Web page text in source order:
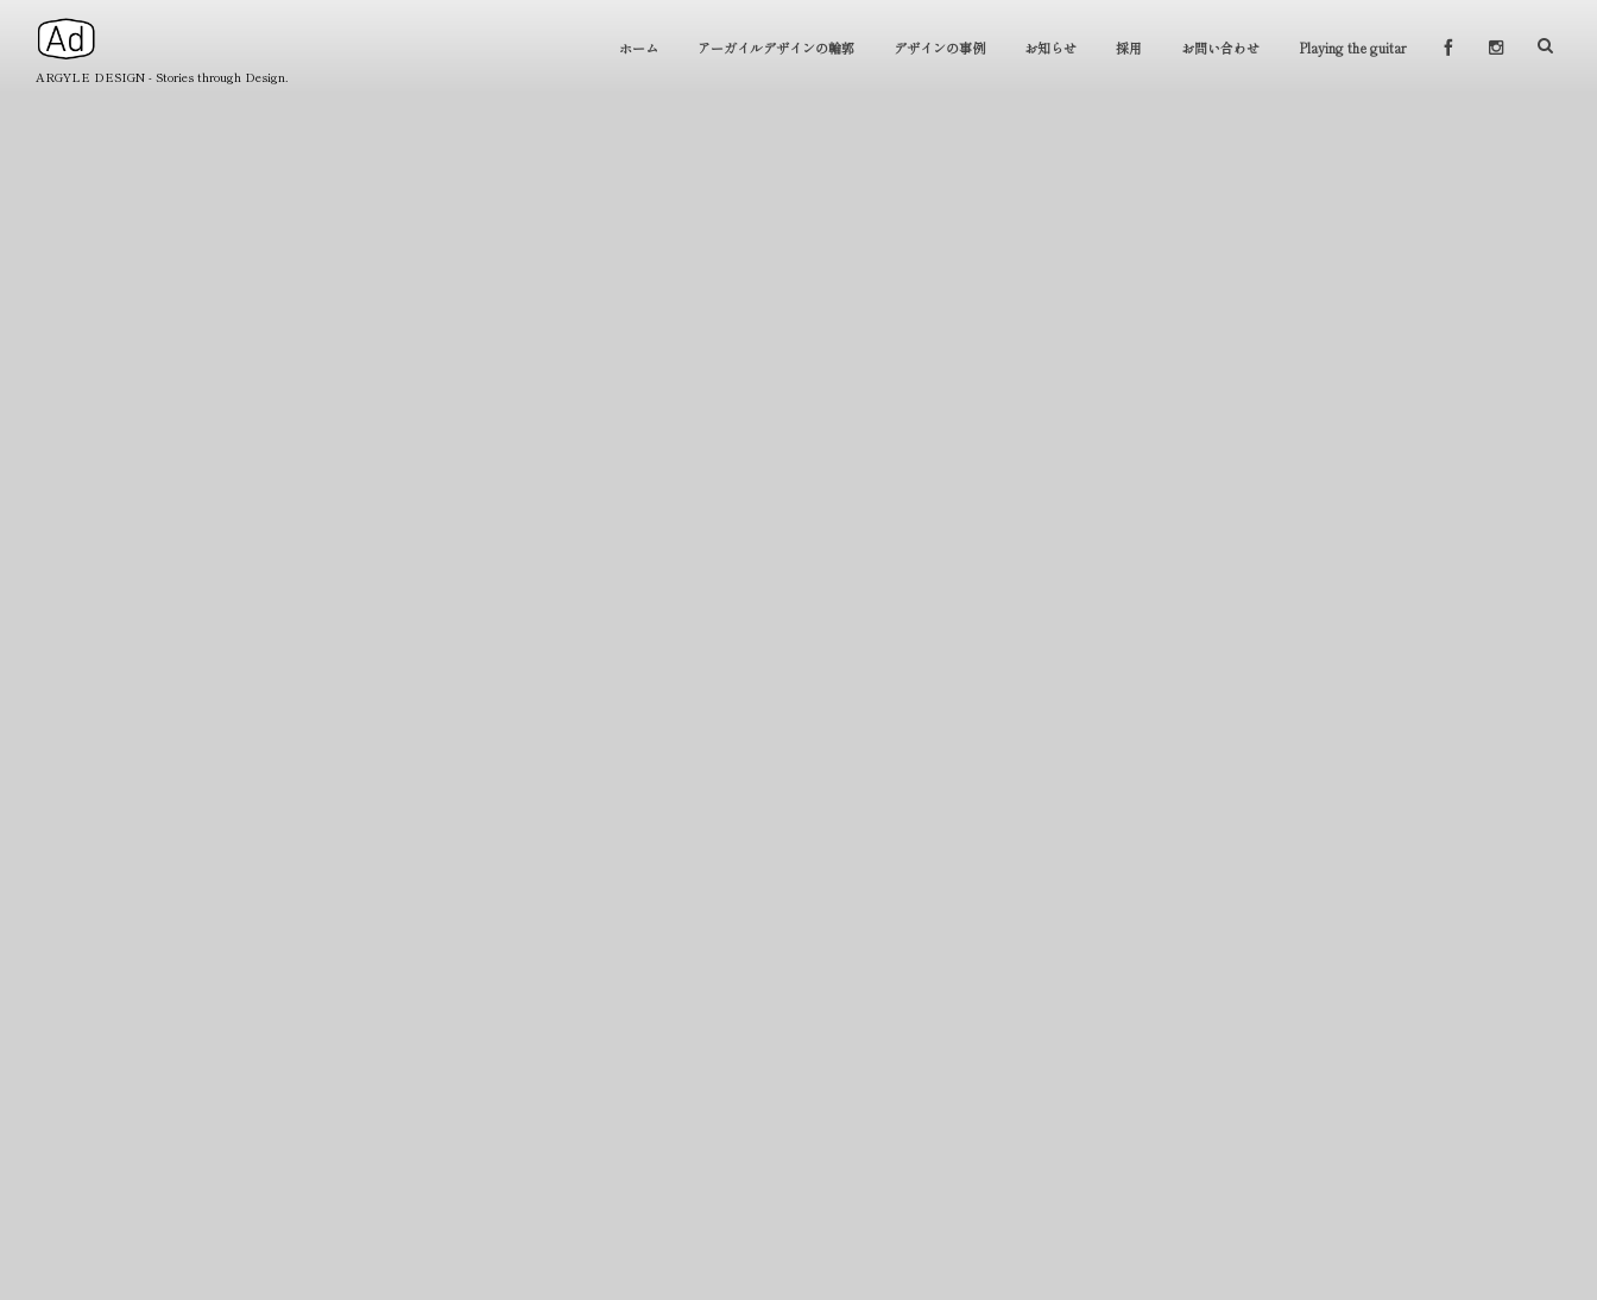
ARGYLE DESIGN - Stories through Design.
ホーム アーガイルデザインの輪郭 デザインの事例 お知らせ 採用 お問い合わせ Playing the guitar